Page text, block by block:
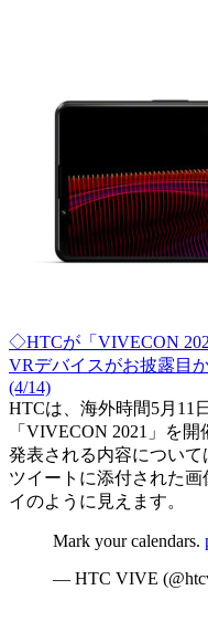
◇HTCが「VIVECON
VRデバイスがお披露目
(4/14)
HTCは、海外時間5月11
「VIVECON 2021」を
発表される内容について
ツイートに添付された
イのように見えます。
Mark your calendars.
— HTC VIVE